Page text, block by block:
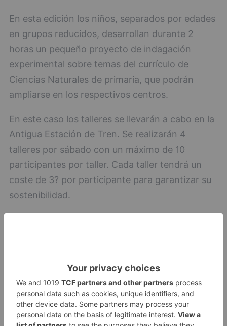
En esta edición los niños, separados por edades
en grupos reducidos, desarrollan durante 2
horas un pequeño proyecto de indagación
experimental sobre temas del currículo de
Ciencias Naturales de primaria, que podrán
ampliarse en los respectivos centros.
En este caso los talleres se llevarán a cabo en la
Antigua Estación de Tren. Se realizarán 4
talleres por sábado con un máximo de 10
participantes por taller. Cada taller tendrá un
coste de 3? por participante para garantizar su
sostenibilidad.
Para sufragar esta disminución en el número de
participantes la actividad se llevará a cabo el
doble de sábados que en ediciones anteriores
venían ofertándose.